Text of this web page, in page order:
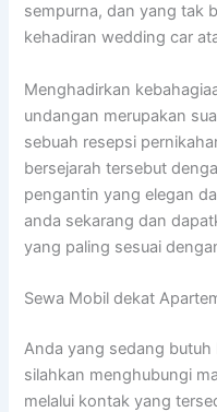
sempurna, dan yang tak
kehadiran wedding car
Menghadirkan
undangan merupakan
sebuah resepsi
bersejarah tersebut
pengantin yang elegan
anda sekarang dan
yang paling sesuai
Sewa Mobil dekat
Anda yang sedang
silahkan menghubungi
melalui kontak yang